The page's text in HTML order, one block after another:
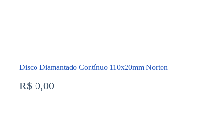
Disco Diamantado Contínuo 110x20mm Norton
R$ 0,00